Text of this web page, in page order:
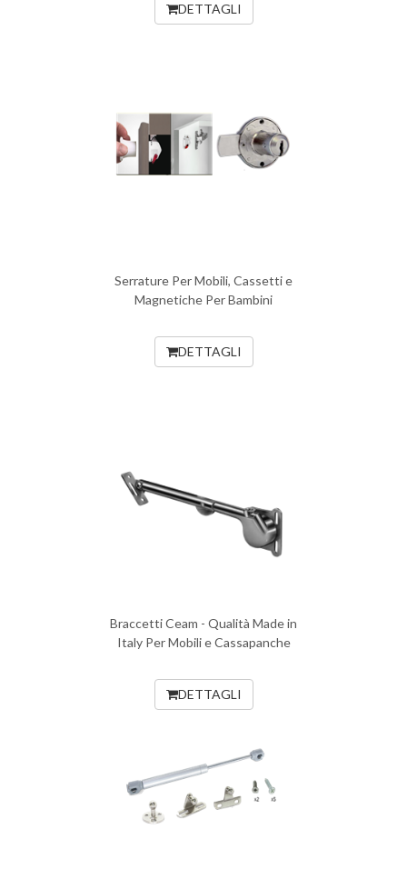
DETTAGLI
Serrature Per Mobili, Cassetti e
Magnetiche Per Bambini
DETTAGLI
Braccetti Ceam - Qualità Made in
Italy Per Mobili e Cassapanche
DETTAGLI